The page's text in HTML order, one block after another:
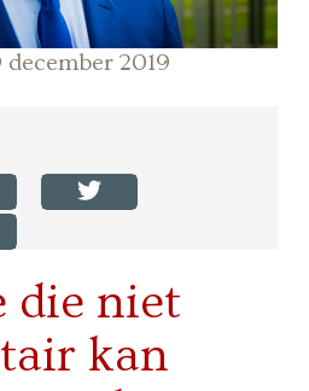
december 2019
die niet
kan